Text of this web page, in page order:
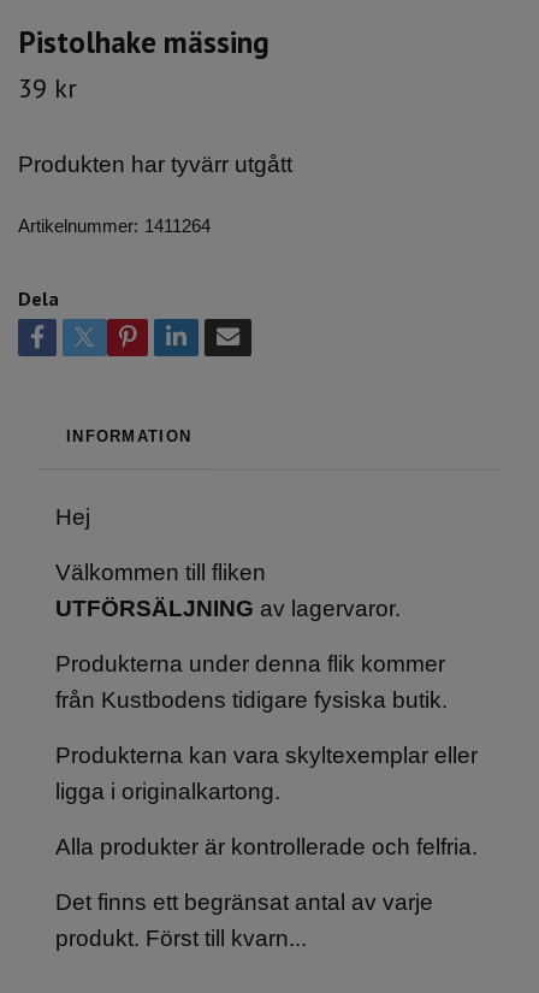
Pistolhake mässing
39 kr
Produkten har tyvärr utgått
Artikelnummer: 1411264
Dela
INFORMATION
Hej
Välkommen till fliken
UTFÖRSÄLJNING av lagervaror.
Produkterna under denna flik kommer
från Kustbodens tidigare fysiska butik.
Produkterna kan vara skyltexemplar eller
ligga i originalkartong.
Alla produkter är kontrollerade och felfria.
Det finns ett begränsat antal av varje
produkt. Först till kvarn...